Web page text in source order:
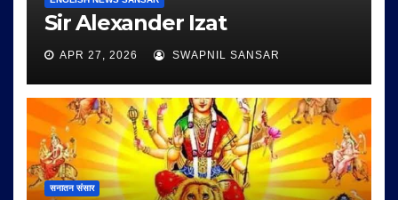
Sir Alexander Izat
APR 27, 2026 SWAPNIL SANSAR
सनातन संसार